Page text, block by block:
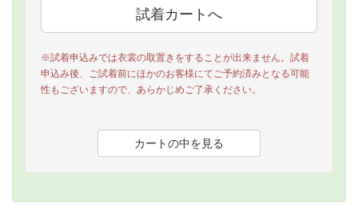
※試着申込みでは衣裳の取置きをすることが出来ません。試着
申込み後、ご試着前にほかのお客様にてご予約済みとなる可能
性もございますので、あらかじめご了承ください。